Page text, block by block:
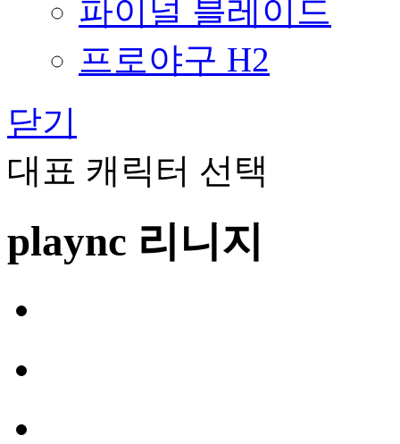
파이널 블레이드
프로야구 H2
닫기
대표 캐릭터 선택
plaync 리니지